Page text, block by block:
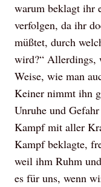
warum beklagt ihr
verfolgen, da ihr
müßtet, durch
wird?“ Allerdings,
Weise, wie man
Keiner nimmt ihn
Unruhe und
Kampf mit aller
Kampf beklagte,
weil ihm Ruhm
es für uns, wenn